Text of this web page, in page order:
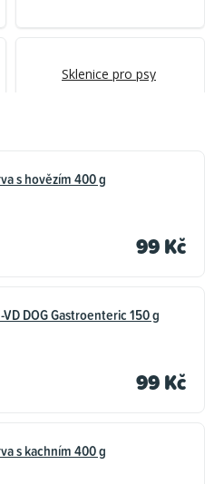
Sklenice pro psy
s hovězím 400 g
99 Kč
VD DOG Gastroenteric 150 g
99 Kč
s kachním 400 g